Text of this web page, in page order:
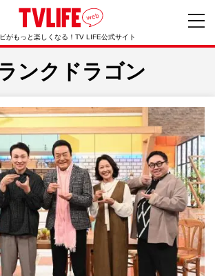
がもっと楽しくなる！TV LIFE公式サイト
ンクドラゴン